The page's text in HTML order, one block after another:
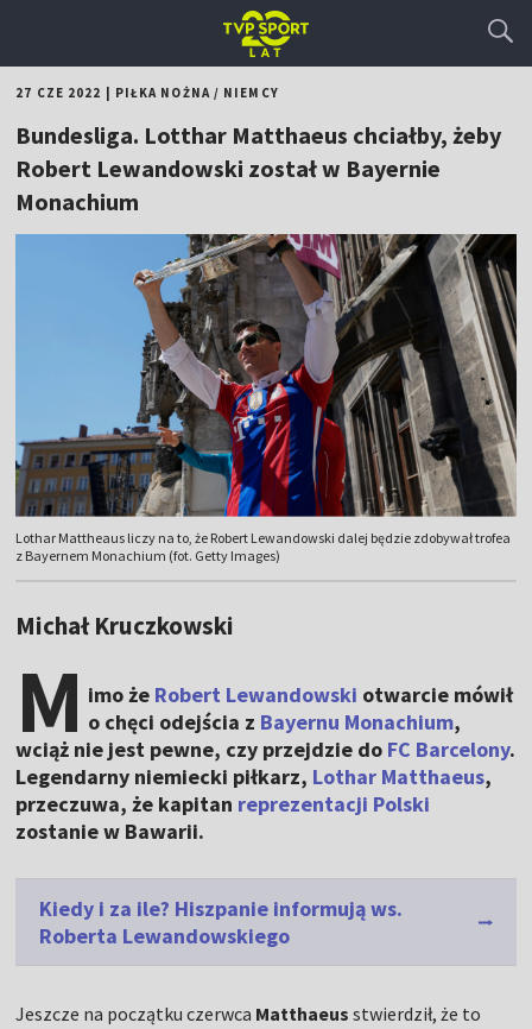
27 CZE 2022 PIŁKA NOŻNA/ NIEMCY
Bundesliga. Lotthar Matthaeus chciałby, żeby
Robert Lewandowski został w Bayernie
Monachium
Lothar Mattheaus liczy na to, że Robert Lewandowski dalej będzie zdobywał trofea
z Bayernem Monachium (fot. Getty Images)
Michał Kruczkowski
M imo że Robert Lewandowski otwarcie mówił
o chęci odejścia z Bayernu Monachium,
wciąż nie jest pewne, czy przejdzie do FC Barcelony.
Legendarny niemiecki piłkarz, Lothar Matthaeus,
przeczuwa, że kapitan reprezentacji Polski
zostanie w Bawarii.
Kiedy i za ile? Hiszpanie informują ws.
Roberta Lewandowskiego
Jeszcze na początku czerwca Matthaeus stwierdził, że to